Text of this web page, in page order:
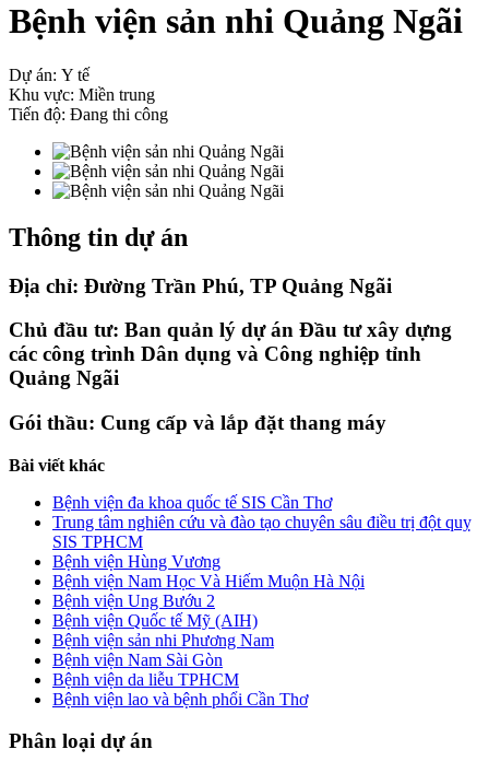
Bệnh viện sản nhi Quảng Ngãi
Dự án: Y tế
Khu vực: Miền trung
Tiến độ: Đang thi công
Thông tin dự án
Địa chỉ: Đường Trần Phú, TP Quảng Ngãi
Chủ đầu tư: Ban quản lý dự án Đầu tư xây dựng
các công trình Dân dụng và Công nghiệp tỉnh
Quảng Ngãi
Gói thầu: Cung cấp và lắp đặt thang máy
Bài viết khác
Bệnh viện đa khoa quốc tế SIS Cần Thơ
Trung tâm nghiên cứu và đào tạo chuyên sâu điều trị đột quỵ
SIS TPHCM
Bệnh viện Hùng Vương
Bệnh viện Nam Học Và Hiếm Muộn Hà Nội
Bệnh viện Ung Bướu 2
Bệnh viện Quốc tế Mỹ (AIH)
Bệnh viện sản nhi Phương Nam
Bệnh viện Nam Sài Gòn
Bệnh viện da liễu TPHCM
Bệnh viện lao và bệnh phổi Cần Thơ
Phân loại dự án